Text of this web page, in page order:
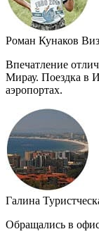
Роман Кунаков
Впечатление
Мирау. Поездка в
аэропортах.
Галина
Обращались в